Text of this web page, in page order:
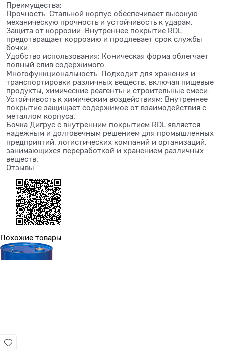
Преимущества:
Прочность: Стальной корпус обеспечивает высокую
механическую прочность и устойчивость к ударам.
Защита от коррозии: Внутреннее покрытие RDL
предотвращает коррозию и продлевает срок службы
бочки.
Удобство использования: Коническая форма облегчает
полный слив содержимого.
Многофункциональность: Подходит для хранения и
транспортировки различных веществ, включая пищевые
продукты, химические реагенты и строительные смеси.
Устойчивость к химическим воздействиям: Внутреннее
покрытие защищает содержимое от взаимодействия с
металлом корпуса.
Бочка Дигрус с внутренним покрытием RDL является
надежным и долговечным решением для промышленных
предприятий, логистических компаний и организаций,
занимающихся переработкой и хранением различных
веществ.
Отзывы
Похожие товары